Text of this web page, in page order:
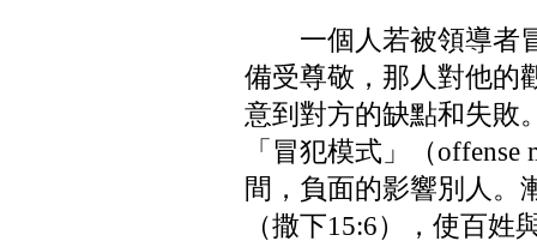
一個人若被領導者
備受尊敬，那人對他的
意到對方的缺點和失敗
「冒犯模式」（
間，負面的影響別人。
（撒下15:6），使百